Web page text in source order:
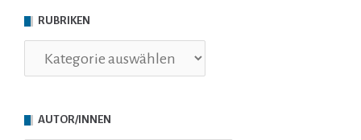
RUBRIKEN
Rubriken
AUTOR/INNEN